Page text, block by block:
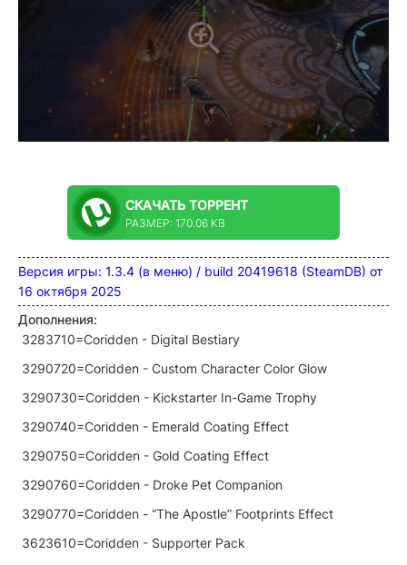
СКАЧАТЬ ТОРРЕНТ
РАЗМЕР: 170.06 KB
Версия игры: 1.3.4 (в меню) / build 20419618 (SteamDB) от
16 октября 2025
Дополнения:
3283710=Coridden - Digital Bestiary
3290720=Coridden - Custom Character Color Glow
3290730=Coridden - Kickstarter In-Game Trophy
3290740=Coridden - Emerald Coating Effect
3290750=Coridden - Gold Coating Effect
3290760=Coridden - Droke Pet Companion
3290770=Coridden - “The Apostle” Footprints Effect
3623610=Coridden - Supporter Pack